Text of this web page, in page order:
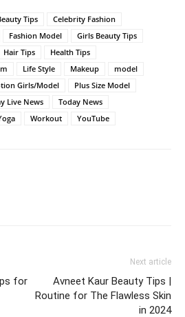
Tips
Celebrity Fashion
Fashion Model
Girls Beauty Tips
Hair Tips
Health Tips
Life Style Makeup
model
Girls/Model
Plus Size Model
Live News
Today News
Workout YouTube
for
Next article
Avneet Kaur Beauty Tips |
Routine for The Flawless Skin
in 2024